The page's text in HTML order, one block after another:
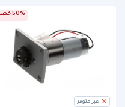
50% خصم
غير متوفر